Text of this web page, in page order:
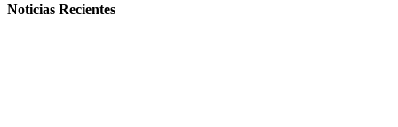
Noticias Recientes